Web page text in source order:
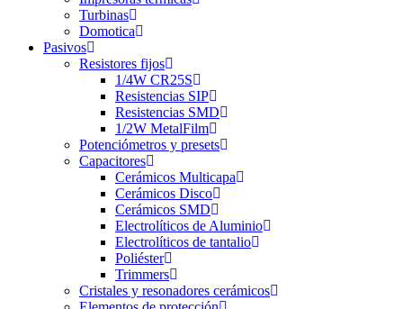
Turbinas
Domotica
Pasivos
Resistores fijos
1/4W CR25S
Resistencias SIP
Resistencias SMD
1/2W MetalFilm
Potenciómetros y presets
Capacitores
Cerámicos Multicapa
Cerámicos Disco
Cerámicos SMD
Electrolíticos de Aluminio
Electrolíticos de tantalio
Poliéster
Trimmers
Cristales y resonadores cerámicos